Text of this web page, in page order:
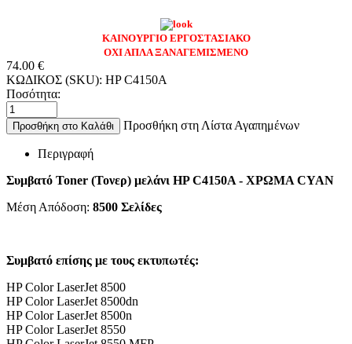
ΚΑΙΝΟΥΡΓΙΟ ΕΡΓΟΣΤΑΣΙΑΚΟ
ΟΧΙ ΑΠΛΑ ΞΑΝΑΓΕΜΙΣΜΕΝΟ
74.00 €
ΚΩΔΙΚΟΣ (SKU): HP C4150A
Ποσότητα:
Προσθήκη στο Καλάθι Προσθήκη στη Λίστα Αγαπημένων
Περιγραφή
Συμβατό Toner (Τονερ) μελάνι HP C4150A - ΧΡΩΜΑ CYAN
Μέση Απόδοση: 8500 Σελίδες
Συμβατό επίσης με τους εκτυπωτές:
HP Color LaserJet 8500
HP Color LaserJet 8500dn
HP Color LaserJet 8500n
HP Color LaserJet 8550